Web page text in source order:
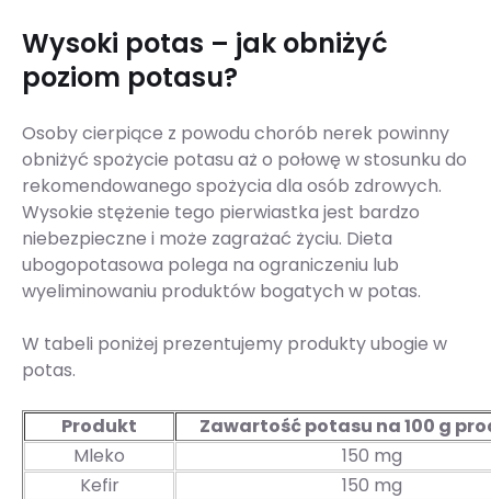
Wysoki potas – jak obniżyć
poziom potasu?
Osoby cierpiące z powodu chorób nerek powinny
obniżyć spożycie potasu aż o połowę w stosunku do
rekomendowanego spożycia dla osób zdrowych.
Wysokie stężenie tego pierwiastka jest bardzo
niebezpieczne i może zagrażać życiu. Dieta
ubogopotasowa polega na ograniczeniu lub
wyeliminowaniu produktów bogatych w potas.
W tabeli poniżej prezentujemy produkty ubogie w
potas.
Produkt
Zawartość potasu na 100 g
Mleko
150 mg
Kefir
150 mg